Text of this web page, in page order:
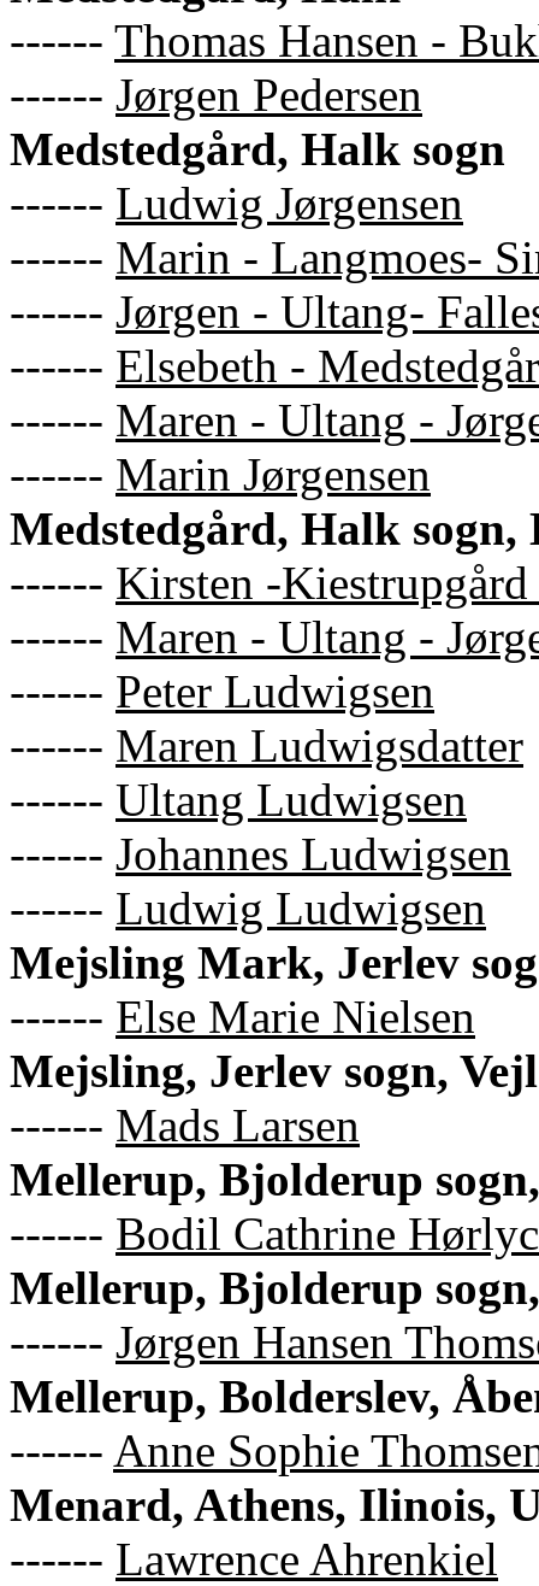
------ Thomas Hansen -
------ Jørgen Pedersen
Medstedgård, Halk sogn
------ Ludwig Jørgensen
------ Marin - Langmoes-
------ Jørgen - Ultang-
------ Elsebeth -
------ Maren - Ultang -
------ Marin Jørgensen
Medstedgård, Halk sogn,
------ Kirsten -Kiestrupgård
------ Maren - Ultang -
------ Peter Ludwigsen
------ Maren Ludwigsdatter
------ Ultang Ludwigsen
------ Johannes Ludwigsen
------ Ludwig Ludwigsen
Mejsling Mark, Jerlev
------ Else Marie Nielsen
Mejsling, Jerlev sogn,
------ Mads Larsen
Mellerup, Bjolderup
------ Bodil Cathrine
Mellerup, Bjolderup
------ Jørgen Hansen
Mellerup, Bolderslev,
------ Anne Sophie
Menard, Athens, Ilinois,
------ Lawrence Ahrenkiel